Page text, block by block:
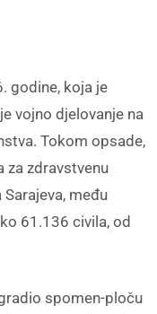
godine, koja je
vojno djelovanje na
Tokom opsade,
za zdravstvenu
među
61.136 civila, od
spomen-ploču